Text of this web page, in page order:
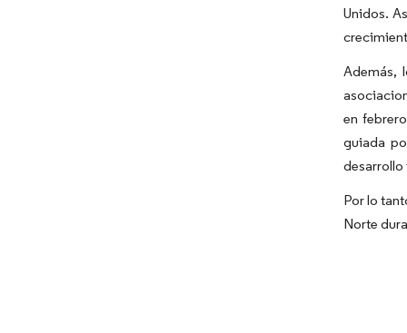
Unidos.
Además,
en
guiada
desarrollo
Por lo
Norte